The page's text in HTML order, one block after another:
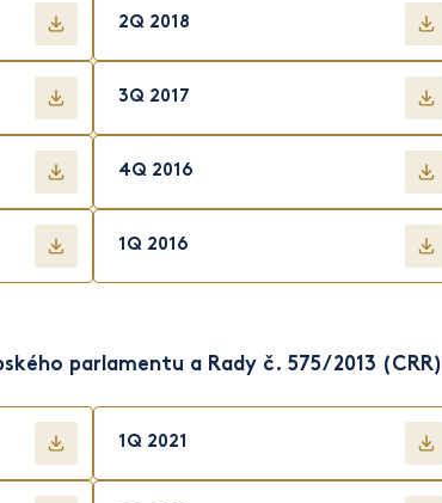
2Q 2018
3Q 2017
4Q 2016
1Q 2016
parlamentu a Rady č. 575/2013 (CRR)
1Q 2021